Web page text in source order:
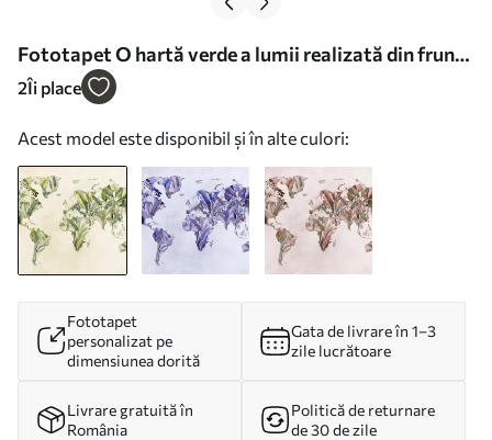
Fototapet O hartă verde a lumii realizată din frunze
de bananier Nr. c00007
2Îi place
Acest model este disponibil și în alte culori:
Fototapet
personalizat pe
dimensiunea dorită
Gata de livrare în 1–3
zile lucrătoare
Livrare gratuită în
România
Politică de returnare
de 30 de zile